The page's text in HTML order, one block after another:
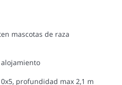
mascotas de raza
profundidad max 2,1 m